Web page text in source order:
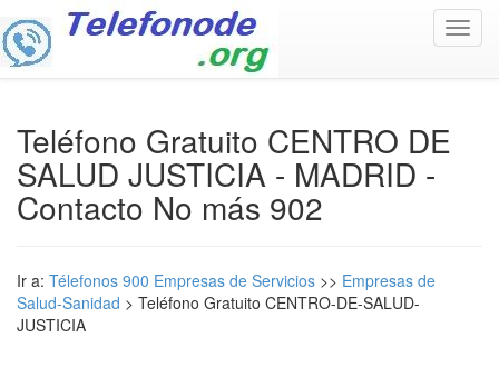
Teléfono Gratuito CENTRO DE
SALUD JUSTICIA - MADRID -
Contacto No más 902
Ir a: Télefonos 900 Empresas de Servicios >> Empresas de
Salud-Sanidad > Teléfono Gratuito CENTRO-DE-SALUD-
JUSTICIA